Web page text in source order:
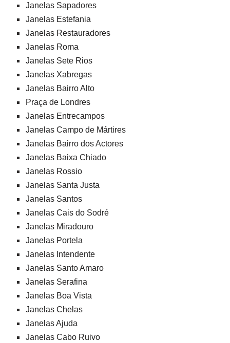
Janelas Sapadores
Janelas Estefania
Janelas Restauradores
Janelas Roma
Janelas Sete Rios
Janelas Xabregas
Janelas Bairro Alto
Praça de Londres
Janelas Entrecampos
Janelas Campo de Mártires
Janelas Bairro dos Actores
Janelas Baixa Chiado
Janelas Rossio
Janelas Santa Justa
Janelas Santos
Janelas Cais do Sodré
Janelas Miradouro
Janelas Portela
Janelas Intendente
Janelas Santo Amaro
Janelas Serafina
Janelas Boa Vista
Janelas Chelas
Janelas Ajuda
Janelas Cabo Ruivo